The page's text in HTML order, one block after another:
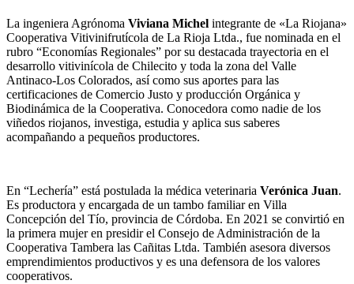
La ingeniera Agrónoma Viviana Michel integrante de «La Riojana»
Cooperativa Vitivinifrutícola de La Rioja Ltda., fue nominada en el
rubro “Economías Regionales” por su destacada trayectoria en el
desarrollo vitivinícola de Chilecito y toda la zona del Valle
Antinaco-Los Colorados, así como sus aportes para las
certificaciones de Comercio Justo y producción Orgánica y
Biodinámica de la Cooperativa. Conocedora como nadie de los
viñedos riojanos, investiga, estudia y aplica sus saberes
acompañando a pequeños productores.
En “Lechería” está postulada la médica veterinaria Verónica Juan.
Es productora y encargada de un tambo familiar en Villa
Concepción del Tío, provincia de Córdoba. En 2021 se convirtió en
la primera mujer en presidir el Consejo de Administración de la
Cooperativa Tambera las Cañitas Ltda. También asesora diversos
emprendimientos productivos y es una defensora de los valores
cooperativos.